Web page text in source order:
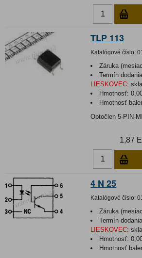
TLP 113
Katalógové číslo:
Záruka
Termín
LIESKOVEC:
Hmotnosť:
Hmotnosť
Optočlen 5-PIN-
1,87
4 N 25
Katalógové číslo:
Záruka
Termín
LIESKOVEC:
Hmotnosť:
Hmotnosť